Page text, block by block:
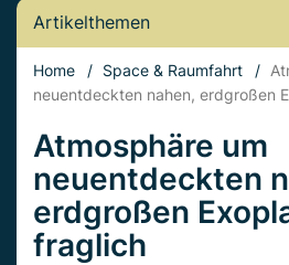
Artikelthemen
Home / Space & Raumfahrt /
neuentdeckten nahen, erdgroßen
Atmosphäre um
neuentdeckten
erdgroßen
fraglich